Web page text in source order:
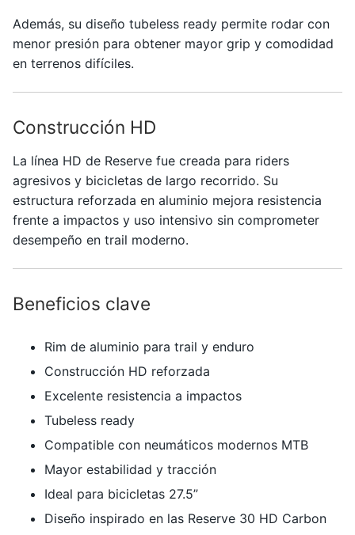
Además, su diseño tubeless ready permite rodar con
menor presión para obtener mayor grip y comodidad
en terrenos difíciles.
Construcción HD
La línea HD de Reserve fue creada para riders
agresivos y bicicletas de largo recorrido. Su
estructura reforzada en aluminio mejora resistencia
frente a impactos y uso intensivo sin comprometer
desempeño en trail moderno.
Beneficios clave
Rim de aluminio para trail y enduro
Construcción HD reforzada
Excelente resistencia a impactos
Tubeless ready
Compatible con neumáticos modernos MTB
Mayor estabilidad y tracción
Ideal para bicicletas 27.5”
Diseño inspirado en las Reserve 30 HD Carbon